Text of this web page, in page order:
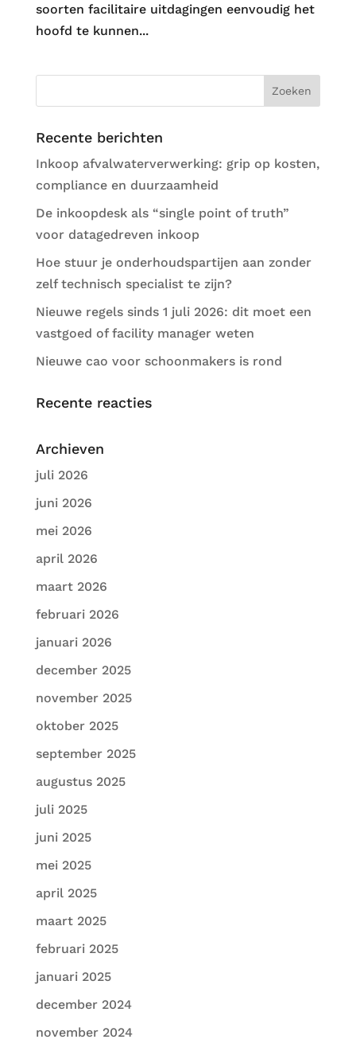
soorten facilitaire uitdagingen eenvoudig het
hoofd te kunnen...
Recente berichten
Inkoop afvalwaterverwerking: grip op kosten,
compliance en duurzaamheid
De inkoopdesk als “single point of truth”
voor datagedreven inkoop
Hoe stuur je onderhoudspartijen aan zonder
zelf technisch specialist te zijn?
Nieuwe regels sinds 1 juli 2026: dit moet een
vastgoed of facility manager weten
Nieuwe cao voor schoonmakers is rond
Recente reacties
Archieven
juli 2026
juni 2026
mei 2026
april 2026
maart 2026
februari 2026
januari 2026
december 2025
november 2025
oktober 2025
september 2025
augustus 2025
juli 2025
juni 2025
mei 2025
april 2025
maart 2025
februari 2025
januari 2025
december 2024
november 2024